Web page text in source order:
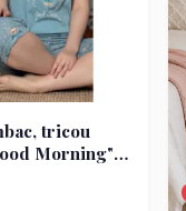
tricou
Morning"
de dormit